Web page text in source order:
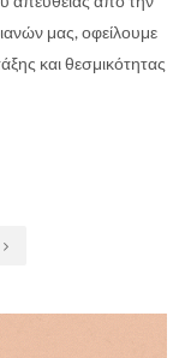
μας, οφείλουμε
και θεσμικότητας